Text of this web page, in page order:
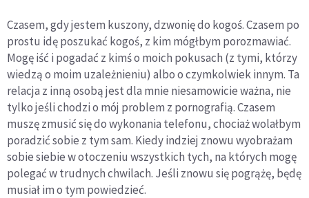
Czasem, gdy jestem kuszony, dzwonię do kogoś. Czasem po
prostu idę poszukać kogoś, z kim mógłbym porozmawiać.
Mogę iść i pogadać z kimś o moich pokusach (z tymi, którzy
wiedzą o moim uzależnieniu) albo o czymkolwiek innym. Ta
relacja z inną osobą jest dla mnie niesamowicie ważna, nie
tylko jeśli chodzi o mój problem z pornografią. Czasem
muszę zmusić się do wykonania telefonu, chociaż wolałbym
poradzić sobie z tym sam. Kiedy indziej znowu wyobrażam
sobie siebie w otoczeniu wszystkich tych, na których mogę
polegać w trudnych chwilach. Jeśli znowu się pogrążę, będę
musiał im o tym powiedzieć.